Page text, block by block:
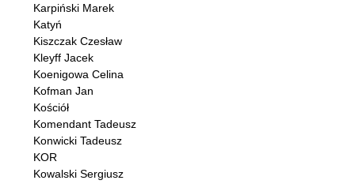
Karpiński Marek
Katyń
Kiszczak Czesław
Kleyff Jacek
Koenigowa Celina
Kofman Jan
Kościół
Komendant Tadeusz
Konwicki Tadeusz
KOR
Kowalski Sergiusz